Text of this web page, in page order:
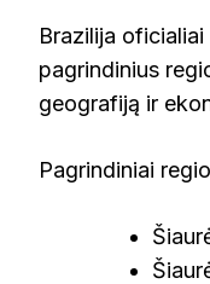
Brazilija
pagrindinius
geografiją ir
Pagrindiniai